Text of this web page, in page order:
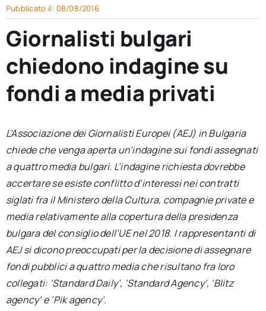
Ita
Pubblicato il: 08/08/2016
Giornalisti bulgari
chiedono indagine su
fondi a media privati
L’Associazione dei Giornalisti Europei (AEJ) in Bulgaria
chiede che venga aperta un’indagine sui fondi assegnati
a quattro media bulgari. L’indagine richiesta dovrebbe
accertare se esiste conflitto d’interessi nei contratti
siglati fra il Ministero della Cultura, compagnie private e
media relativamente alla copertura della presidenza
bulgara del consiglio dell’UE nel 2018. I rappresentanti di
AEJ si dicono preoccupati per la decisione di assegnare
fondi pubblici a quattro media che risultano fra loro
collegati: ‘Standard Daily’, ‘Standard Agency’, ‘Blitz
agency’ e ‘Pik agency’.